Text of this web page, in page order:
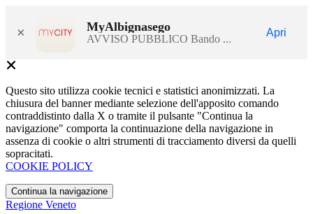
× MyAlbignasego
AVVISO PUBBLICO Bando ...
Apri
Questo sito utilizza cookie tecnici e statistici anonimizzati. La
chiusura del banner mediante selezione dell'apposito comando
contraddistinto dalla X o tramite il pulsante "Continua la
navigazione" comporta la continuazione della navigazione in
assenza di cookie o altri strumenti di tracciamento diversi da quelli
sopracitati.
COOKIE POLICY
Continua la navigazione
Regione Veneto